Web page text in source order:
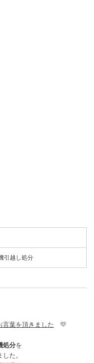
引越し処分
言葉を頂きました 💛
処分を
た。